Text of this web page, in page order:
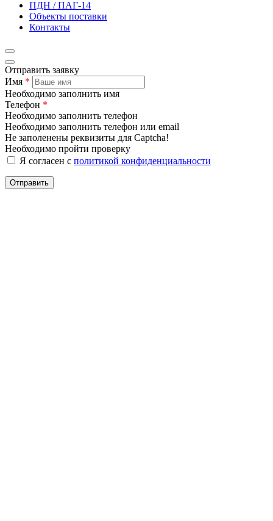
ПДН / ПАГ-14
Объекты поставки
Контакты
Отправить заявку
Имя *
Необходимо заполнить имя
Телефон *
Необходимо заполнить телефон
Необходимо заполнить телефон или email
Не заполенены реквизиты для Captcha!
Необходимо пройти проверку
Я согласен с политикой конфиденциальности
Отправить